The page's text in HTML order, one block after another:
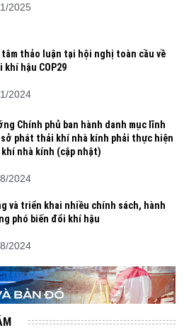
2025
thảo luận tại hội nghị toàn cầu về
khí hậu COP29
2024
Chính phủ ban hành danh mục lĩnh
phát thải khí nhà kính phải thực hiện
khí nhà kính (cập nhật)
2024
và triển khai nhiều chính sách, hành
phó biến đổi khí hậu
2024